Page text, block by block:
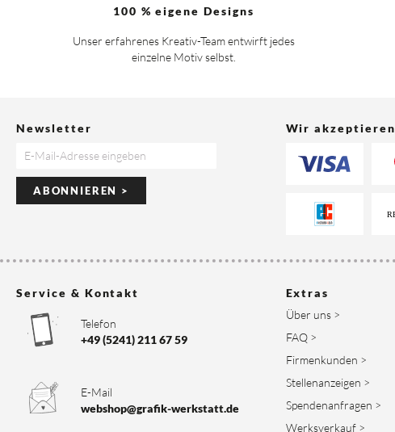
100 % eigene Designs
Unser erfahrenes Kreativ-Team entwirft jedes
einzelne Motiv selbst.
Newsletter
ABONNIEREN >
Wir akzeptieren
Service & Kontakt
Telefon
+49 (5241) 211 67 59
E-Mail
webshop@grafik-werkstatt.de
Extras
Über uns >
FAQ >
Firmenkunden >
Stellenanzeigen >
Spendenanfragen >
Werksverkauf >